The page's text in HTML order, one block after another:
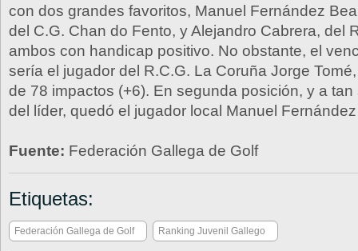
con dos grandes favoritos, Manuel Fernández
del C.G. Chan do Fento, y Alejandro Cabrera, del
ambos con handicap positivo. No obstante, el
sería el jugador del R.C.G. La Coruña Jorge
de 78 impactos (+6). En segunda posición, y a
del líder, quedó el jugador local Manuel
Fuente: Federación Gallega de Golf
Etiquetas:
Federación Gallega de Golf Ranking Juvenil Gallego